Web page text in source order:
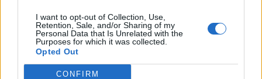
I want to opt-out of Collection, Use,
Retention, Sale, and/or Sharing of my
Personal Data that Is Unrelated with the
Purposes for which it was collected.
Opted Out
CONFIRM